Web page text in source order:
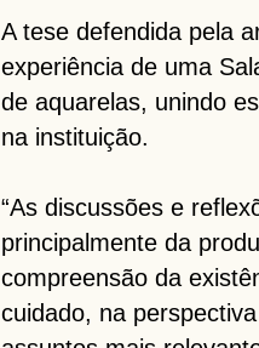
A tese defendida pela
experiência de uma
de aquarelas, unindo
na instituição.
“As discussões e
principalmente da
compreensão da
cuidado, na